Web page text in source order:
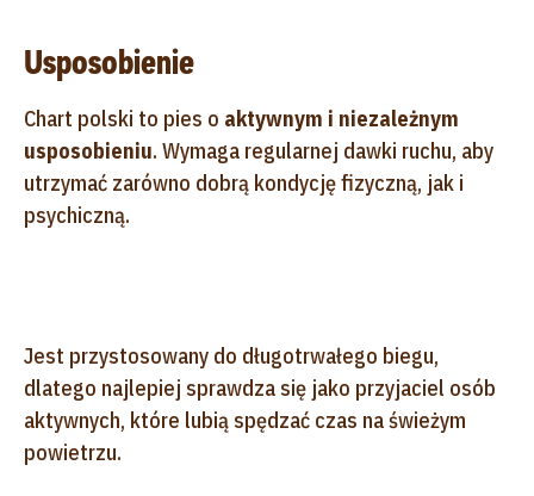
Usposobienie
Chart polski to pies o aktywnym i niezależnym
usposobieniu. Wymaga regularnej dawki ruchu, aby
utrzymać zarówno dobrą kondycję fizyczną, jak i
psychiczną.
Jest przystosowany do długotrwałego biegu,
dlatego najlepiej sprawdza się jako przyjaciel osób
aktywnych, które lubią spędzać czas na świeżym
powietrzu.